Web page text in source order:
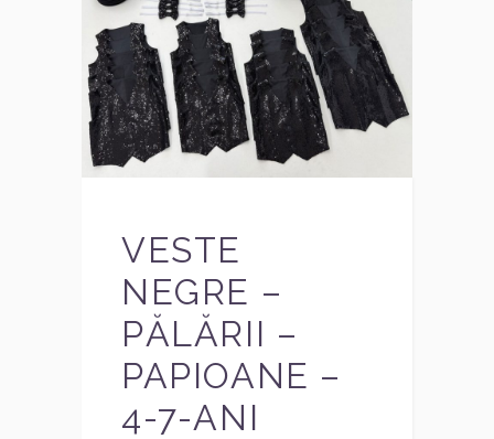
VESTE
NEGRE –
PĂLĂRII –
PAPIOANE –
4-7-ANI